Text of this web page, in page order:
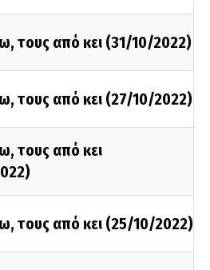
τους από κει (31/10/2022)
τους από κει (27/10/2022)
τους από κει
τους από κει (25/10/2022)